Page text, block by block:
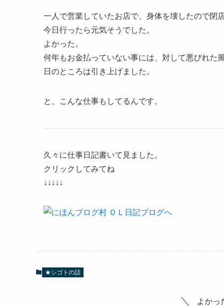
一人で営業していたお店で、身体を壊したので閉
今日行ったら元気そうでした。
よかった。
何年もお金払っていない事には、対して悪びれた
日のところは引き上げました。
と、こんな仕事もしてるんです。
久々に仕事日記書いて見ました。
クリックしてみてね
↓↓↓↓↓
★シゴトの話
よかっ